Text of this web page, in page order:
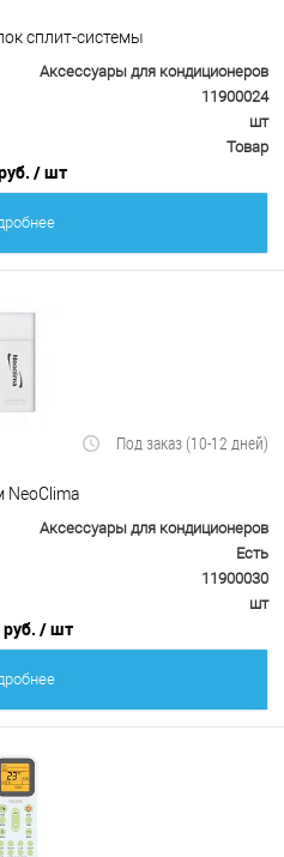
сплит-системы
Аксессуары для кондиционеров
11900024
шт
Товар
/ шт
Под заказ (10-12 дней)
NeoClima
Аксессуары для кондиционеров
Есть
11900030
шт
/ шт